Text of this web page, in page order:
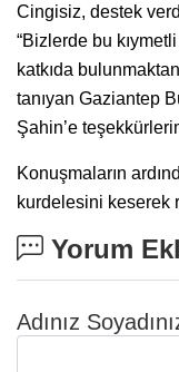
Cingisiz, destek
“Bizlerde bu
katkıda
tanıyan Gaziantep
Şahin’e
Konuşmaların
kurdelesini keserek
Yorum
Adınız